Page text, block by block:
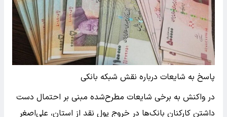
پاسخ به شایعات درباره نقش شبکه بانکی
در واکنش به برخی شایعات مطرح‌شده مبنی بر احتمال دست
داشتن کارکنان بانک‌ها در خروج پول نقد از استان، علی‌اصغر